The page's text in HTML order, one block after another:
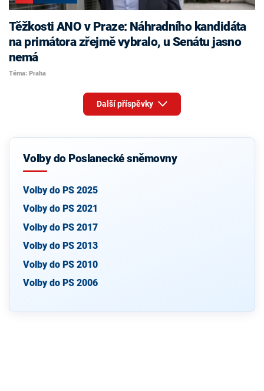
Těžkosti ANO v Praze: Náhradního kandidáta
na primátora zřejmě vybralo, u Senátu jasno
nemá
Téma: Praha
Další příspěvky
Volby do Poslanecké sněmovny
Volby do PS 2025
Volby do PS 2021
Volby do PS 2017
Volby do PS 2013
Volby do PS 2010
Volby do PS 2006